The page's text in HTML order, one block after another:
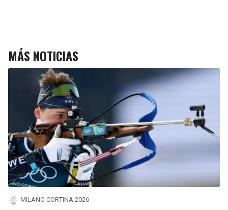
MÁS NOTICIAS
MILANO CORTINA 2026